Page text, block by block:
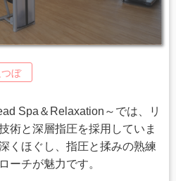
つぼ
Spa＆Relaxation～では、リ
術と深層指圧を採用していま
くほぐし、指圧と揉みの熟練
ーチが魅力です。